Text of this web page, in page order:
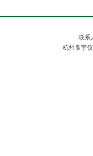
联系
杭州良宇